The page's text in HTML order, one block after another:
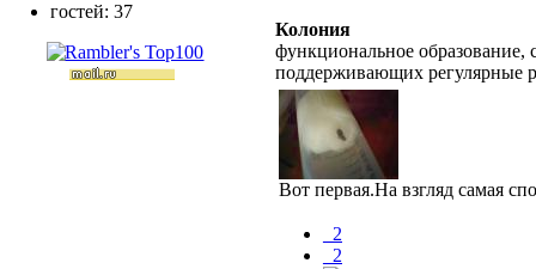
Колония
функциональное образование,
поддерживающих регулярные
Вот первая.На взгляд самая
_2
_2
гостей: 37